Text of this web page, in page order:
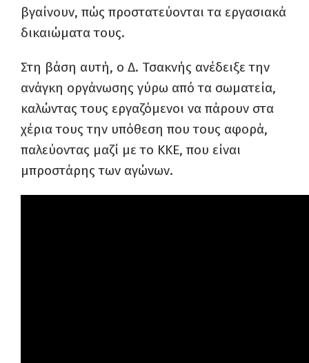
βγαίνουν, πώς προστατεύονται τα εργασιακά
δικαιώματα τους.
Στη βάση αυτή, ο Δ. Τσακνής ανέδειξε την
ανάγκη οργάνωσης γύρω από τα σωματεία,
καλώντας τους εργαζόμενοι να πάρουν στα
χέρια τους την υπόθεση που τους αφορά,
παλεύοντας μαζί με το ΚΚΕ, που είναι
μπροστάρης των αγώνων.